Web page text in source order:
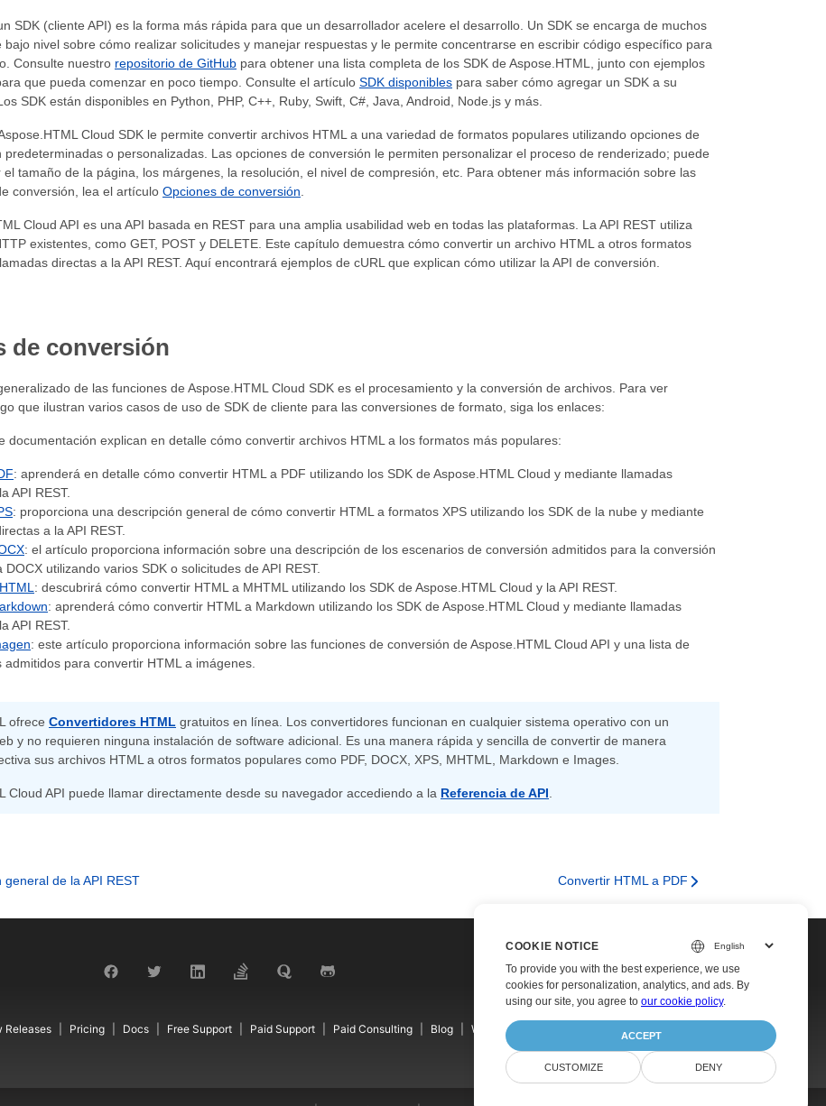
SDK (cliente API) es la forma más rápida para que un desarrollador acelere el desarrollo. Un SDK se encarga de muchos
bajo nivel sobre cómo realizar solicitudes y manejar respuestas y le permite concentrarse en escribir código específico para
Consulte nuestro repositorio de GitHub para obtener una lista completa de los SDK de Aspose.HTML, junto con ejemplos
que pueda comenzar en poco tiempo. Consulte el artículo SDK disponibles para saber cómo agregar un SDK a su
SDK están disponibles en Python, PHP, C++, Ruby, Swift, C#, Java, Android, Node.js y más.
Cloud SDK le permite convertir archivos HTML a una variedad de formatos populares utilizando opciones de
predeterminadas o personalizadas. Las opciones de conversión le permiten personalizar el proceso de renderizado; puede
el tamaño de la página, los márgenes, la resolución, el nivel de compresión, etc. Para obtener más información sobre las
conversión, lea el artículo Opciones de conversión
Cloud API es una API basada en REST para una amplia usabilidad web en todas las plataformas. La API REST utiliza
existentes, como GET, POST y DELETE. Este capítulo demuestra cómo convertir un archivo HTML a otros formatos
directas a la API REST. Aquí encontrará ejemplos de cURL que explican cómo utilizar la API de conversión.
de conversión
de las funciones de Aspose.HTML Cloud SDK es el procesamiento y la conversión de archivos. Para ver
que ilustran varios casos de uso de SDK de cliente para las conversiones de formato, siga los enlaces:
documentación explican en detalle cómo convertir archivos HTML a los formatos más populares:
: aprenderá en detalle cómo convertir HTML a PDF utilizando los SDK de Aspose.HTML Cloud y mediante llamadas
API REST.
: proporciona una descripción general de cómo convertir HTML a formatos XPS utilizando los SDK de la nube y mediante
a la API REST.
: el artículo proporciona información sobre una descripción de los escenarios de conversión admitidos para la conversión
DOCX utilizando varios SDK o solicitudes de API REST.
: descubrirá cómo convertir HTML a MHTML utilizando los SDK de Aspose.HTML Cloud y la API REST.
: aprenderá cómo convertir HTML a Markdown utilizando los SDK de Aspose.HTML Cloud y mediante llamadas
API REST.
: este artículo proporciona información sobre las funciones de conversión de Aspose.HTML Cloud API y una lista de
admitidos para convertir HTML a imágenes.
ofrece Convertidores HTML gratuitos en línea. Los convertidores funcionan en cualquier sistema operativo con un
y no requieren ninguna instalación de software adicional. Es una manera rápida y sencilla de convertir de manera
sus archivos HTML a otros formatos populares como PDF, DOCX, XPS, MHTML, Markdown e Images.
Cloud API puede llamar directamente desde su navegador accediendo a la Referencia de API
general de la API REST Convertir HTML a PDF
Releases Pricing Docs Free Support Paid Support Paid Consulting Blog Websites
COOKIE NOTICE
To provide you with the best experience, we use
cookies for personalization, analytics, and ads. By
using our site, you agree to our cookie policy.
ACCEPT
CUSTOMIZE DENY